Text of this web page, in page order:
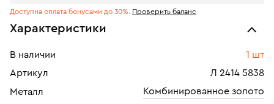
Доступна оплата бонусами до 30%. Проверить баланс
Характеристики
В наличии
1 шт
Артикул
Л 2414 5838
Металл
Комбинированное золото